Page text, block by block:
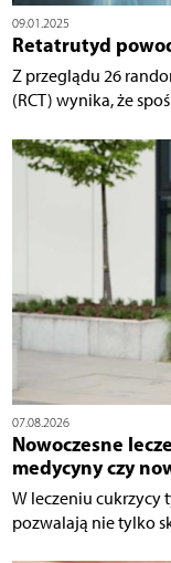
09.01.2025
Retatrutyd
Z przeglądu 26
(RCT) wynika, że
07.08.2026
Nowoczesne
medycyny czy
W leczeniu cukrzycy
pozwalają nie tylko